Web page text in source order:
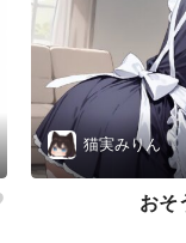
猫実みりん
おそ